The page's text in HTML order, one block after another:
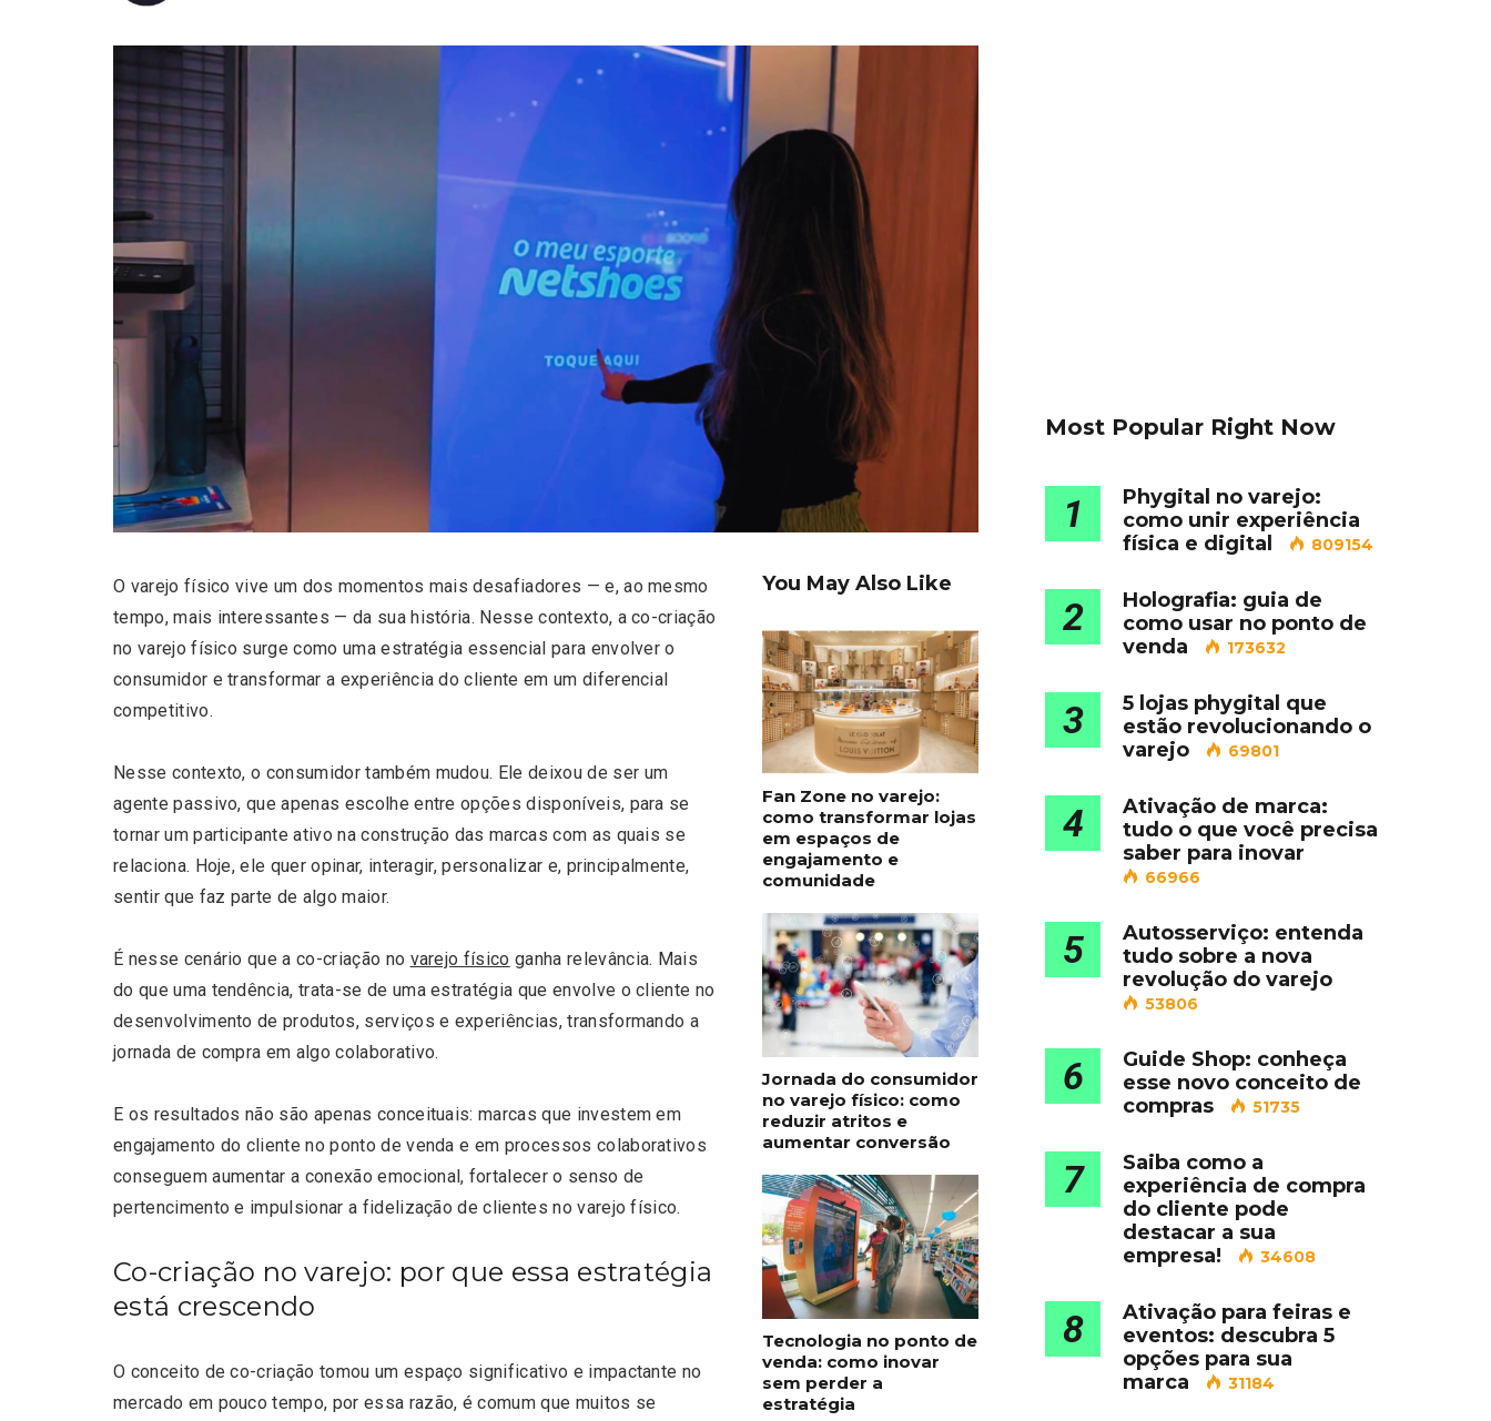
O varejo físico vive um dos momentos mais desafiadores — e, ao mesmo
tempo, mais interessantes — da sua história. Nesse contexto, a co-criação
no varejo físico surge como uma estratégia essencial para envolver o
consumidor e transformar a experiência do cliente em um diferencial
competitivo.
Nesse contexto, o consumidor também mudou. Ele deixou de ser um
agente passivo, que apenas escolhe entre opções disponíveis, para se
tornar um participante ativo na construção das marcas com as quais se
relaciona. Hoje, ele quer opinar, interagir, personalizar e, principalmente,
sentir que faz parte de algo maior.
É nesse cenário que a co-criação no varejo físico ganha relevância. Mais
do que uma tendência, trata-se de uma estratégia que envolve o cliente no
desenvolvimento de produtos, serviços e experiências, transformando a
jornada de compra em algo colaborativo.
E os resultados não são apenas conceituais: marcas que investem em
engajamento do cliente no ponto de venda e em processos colaborativos
conseguem aumentar a conexão emocional, fortalecer o senso de
pertencimento e impulsionar a fidelização de clientes no varejo físico.
Co-criação no varejo: por que essa estratégia
está crescendo
O conceito de co-criação tomou um espaço significativo e impactante no
mercado em pouco tempo, por essa razão, é comum que muitos se
You May Also Like
Fan Zone no varejo:
como transformar lojas
em espaços de
engajamento e
comunidade
Jornada do consumidor
no varejo físico: como
reduzir atritos e
aumentar conversão
Tecnologia no ponto de
venda: como inovar
sem perder a
estratégia
Most Popular Right Now
1
Phygital no varejo:
como unir experiência
física e digital
809154
2
Holografia: guia de
como usar no ponto de
venda
173632
3
5 lojas phygital que
estão revolucionando o
varejo
69801
4
Ativação de marca:
tudo o que você precisa
saber para inovar
66966
5
Autosserviço: entenda
tudo sobre a nova
revolução do varejo
53806
6
Guide Shop: conheça
esse novo conceito de
compras
51735
7
Saiba como a
experiência de compra
do cliente pode
destacar a sua
empresa!
34608
8
Ativação para feiras e
eventos: descubra 5
opções para sua
marca
31184